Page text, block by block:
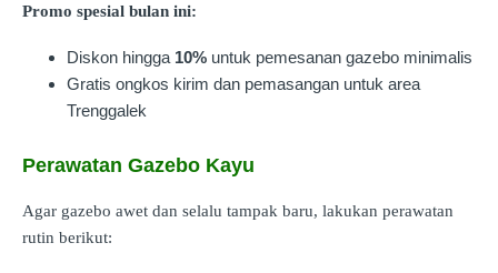
Promo spesial bulan ini:
Diskon hingga 10% untuk pemesanan gazebo minimalis
Gratis ongkos kirim dan pemasangan untuk area
Trenggalek
Perawatan Gazebo Kayu
Agar gazebo awet dan selalu tampak baru, lakukan perawatan
rutin berikut: